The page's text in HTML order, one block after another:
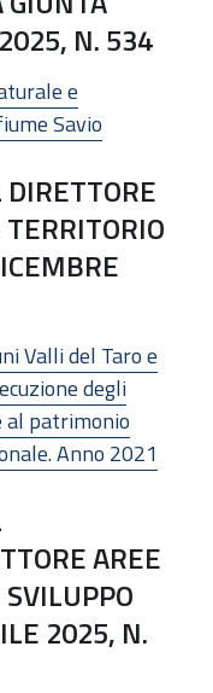
N. 534
e
Savio
Valli del Taro e
degli
patrimonio
Anno 2021
AREE
2025, N.